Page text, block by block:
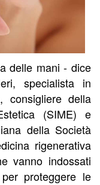
delle mani - dice
specialista in
consigliere della
(SIME) e
della Società
rigenerativa
vanno indossati
proteggere le